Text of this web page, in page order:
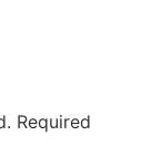
Required